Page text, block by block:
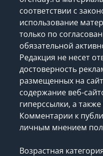
соответствии с
использование
только по
обязательной
Редакция не несет
достоверность
размещенных на
содержание веб-
гиперссылки, а
Комментарии к
личным мнением
Возрастная